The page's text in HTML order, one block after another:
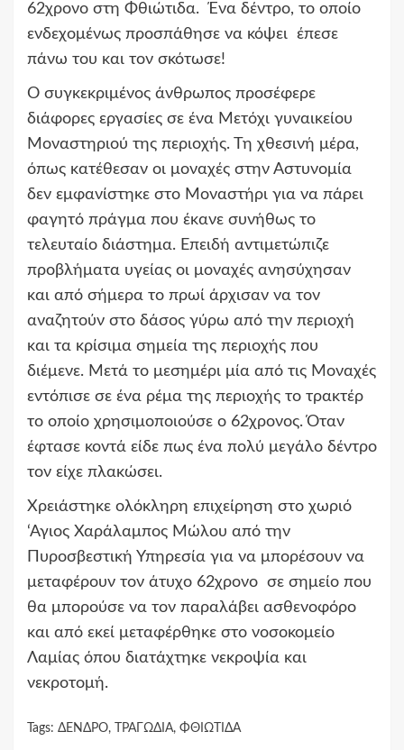
62χρονο στη Φθιώτιδα. Ένα δέντρο, το οποίο
ενδεχομένως προσπάθησε να κόψει έπεσε
πάνω του και τον σκότωσε!
Ο συγκεκριμένος άνθρωπος προσέφερε
διάφορες εργασίες σε ένα Μετόχι γυναικείου
Μοναστηριού της περιοχής. Τη χθεσινή μέρα,
όπως κατέθεσαν οι μοναχές στην Αστυνομία
δεν εμφανίστηκε στο Μοναστήρι για να πάρει
φαγητό πράγμα που έκανε συνήθως το
τελευταίο διάστημα. Επειδή αντιμετώπιζε
προβλήματα υγείας οι μοναχές ανησύχησαν
και από σήμερα το πρωί άρχισαν να τον
αναζητούν στο δάσος γύρω από την περιοχή
και τα κρίσιμα σημεία της περιοχής που
διέμενε. Μετά το μεσημέρι μία από τις Μοναχές
εντόπισε σε ένα ρέμα της περιοχής το τρακτέρ
το οποίο χρησιμοποιούσε ο 62χρονος. Όταν
έφτασε κοντά είδε πως ένα πολύ μεγάλο δέντρο
τον είχε πλακώσει.
Χρειάστηκε ολόκληρη επιχείρηση στο χωριό
‘Αγιος Χαράλαμπος Μώλου από την
Πυροσβεστική Υπηρεσία για να μπορέσουν να
μεταφέρουν τον άτυχο 62χρονο σε σημείο που
θα μπορούσε να τον παραλάβει ασθενοφόρο
και από εκεί μεταφέρθηκε στο νοσοκομείο
Λαμίας όπου διατάχτηκε νεκροψία και
νεκροτομή.
Tags: ΔΕΝΔΡΟ, ΤΡΑΓΩΔΙΑ, ΦΘΙΩΤΙΔΑ